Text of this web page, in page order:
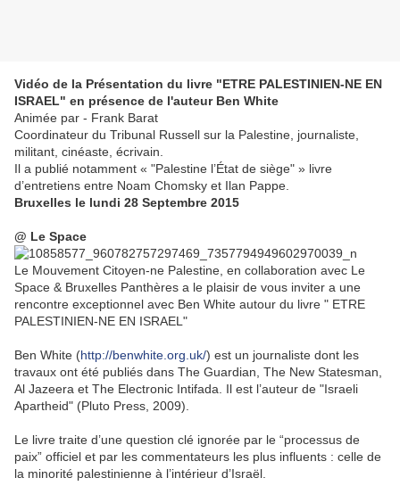
Vidéo de la Présentation du livre "ETRE PALESTINIEN-NE EN
ISRAEL" en présence de l'auteur Ben White
Animée par - Frank Barat
Coordinateur du Tribunal Russell sur la Palestine, journaliste,
militant, cinéaste, écrivain.
Il a publié notamment « "Palestine l’État de siège" » livre
d’entretiens entre Noam Chomsky et Ilan Pappe.
Bruxelles le lundi 28 Septembre 2015
@ Le Space
Le Mouvement Citoyen-ne Palestine, en collaboration avec Le
Space & Bruxelles Panthères a le plaisir de vous inviter a une
rencontre exceptionnel avec Ben White autour du livre " ETRE
PALESTINIEN-NE EN ISRAEL"
Ben White (http://benwhite.org.uk/) est un journaliste dont les
travaux ont été publiés dans The Guardian, The New Statesman,
Al Jazeera et The Electronic Intifada. Il est l’auteur de "Israeli
Apartheid" (Pluto Press, 2009).
Le livre traite d’une question clé ignorée par le “processus de
paix” officiel et par les commentateurs les plus influents : celle de
la minorité palestinienne à l’intérieur d’Israël.